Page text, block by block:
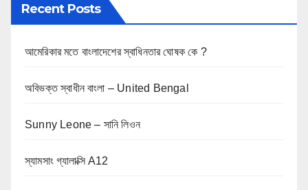
Recent Posts
আমেরিকার মতে বাংলাদেশের স্বাধিনতার ঘোষক কে ?
অবিভক্ত স্বাধীন বাংলা – United Bengal
Sunny Leone – সানি লিওন
স্যামসাং গ্যালাক্সি A12